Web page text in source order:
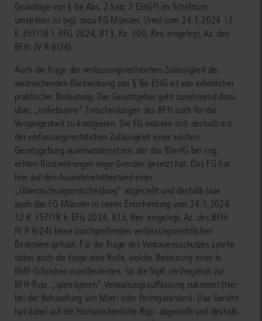
Grundlage von § 6e Abs. 2 Satz 2 EStG?) im Schrifttum
umstritten ist (vgl. dazu FG Münster, Urteil vom 24.1.2024 12
K 357/18 F, EFG 2024, 813, Rz. 100, Rev. eingelegt, Az. des
BFH: IV R 6/24).
Auch die Frage der verfassungsrechtlichen Zulässigkeit der
weitreichenden Rückwirkung von § 6e EStG ist von erheblicher
praktischer Bedeutung. Der Gesetzgeber geht zunehmend dazu
über, „unliebsame“ Entscheidungen des BFH auch für die
Vergangenheit zu korrigieren. Die FG müssen sich deshalb mit
der verfassungsrechtlichen Zulässigkeit einer solchen
Gesetzgebung auseinandersetzen, der das BVerfG bei sog.
echten Rückwirkungen enge Grenzen gesetzt hat. Das FG hat
hier auf den Ausnahmetatbestand einer
„Überraschungsentscheidung“ abgestellt und deshalb (wie
auch das FG Münster in seiner Entscheidung vom 24.1.2024
12 K 357/18 F, EFG 2024, 813, Rev. eingelegt, Az. des BFH:
IV R 6/24) keine durchgreifenden verfassungsrechtlichen
Bedenken gehabt. Für die Frage des Vertrauensschutzes spielte
dabei auch die Frage eine Rolle, welche Bedeutung einer in
BMF-Schreiben manifestierten, für die Stpfl. im Vergleich zur
BFH-Rspr. „günstigeren“ Verwaltungsauffassung zukommt (hier
bei der Behandlung von Miet- oder Pachtgarantien). Das Gericht
hat dabei auf die höchstrichterliche Rspr. abgestellt und deshalb